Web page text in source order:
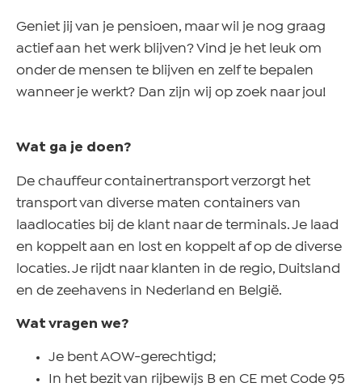
Geniet jij van je pensioen, maar wil je nog graag
actief aan het werk blijven? Vind je het leuk om
onder de mensen te blijven en zelf te bepalen
wanneer je werkt? Dan zijn wij op zoek naar jou!
Wat ga je doen?
De chauffeur containertransport verzorgt het
transport van diverse maten containers van
laadlocaties bij de klant naar de terminals. Je laad
en koppelt aan en lost en koppelt af op de diverse
locaties. Je rijdt naar klanten in de regio, Duitsland
en de zeehavens in Nederland en België.
Wat vragen we?
Je bent AOW-gerechtigd;
In het bezit van rijbewijs B en CE met Code 95